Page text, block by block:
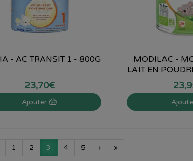
- AC TRANSIT 1 - 800G
23,70€
Ajouter
MODILAC -
LAIT EN
23,
1 2 3 4 5 › »